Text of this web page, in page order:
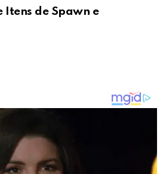
Itens de Spawn e